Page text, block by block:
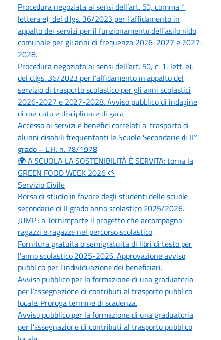
Procedura negoziata ai sensi dell’art. 50, comma 1,
lettera e), del d.lgs. 36/2023 per l'affidamento in
appalto dei servizi per il funzionamento dell’asilo nido
comunale per gli anni di frequenza 2026-2027 e 2027-
2028.
Procedura negoziata ai sensi dell’art. 50, c. 1, lett. e),
del d.lgs. 36/2023 per l'affidamento in appalto del
servizio di trasporto scolastico per gli anni scolastici
2026-2027 e 2027-2028. Avviso pubblico di indagine
di mercato e disciplinare di gara
Accesso ai servizi e benefici correlati al trasporto di
alunni disabili frequentanti le Scuole Secondarie di II°
grado – L.R. n. 78/1978
🌍 A SCUOLA LA SOSTENIBILITÀ È SERVITA: torna la
GREEN FOOD WEEK 2026 🌱
Servizio Civile
Borsa di studio in favore degli studenti delle scuole
secondarie di II grado anno scolastico 2025/2026.
JUMP : a Tornimparte il progetto che accompagna
ragazzi e ragazze nel percorso scolastico
Fornitura gratuita o semigratuita di libri di testo per
l'anno scolastico 2025-2026. Approvazione avviso
pubblico per l'individuazione dei beneficiari.
Avviso pubblico per la formazione di una graduatoria
per l’assegnazione di contributi al trasporto pubblico
locale. Proroga termine di scadenza.
Avviso pubblico per la formazione di una graduatoria
per l’assegnazione di contributi al trasporto pubblico